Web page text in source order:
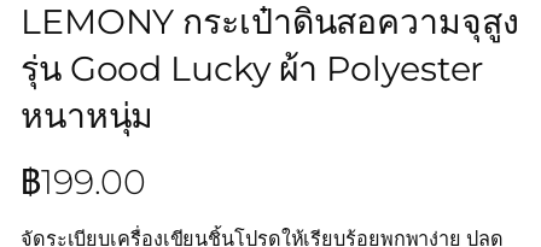
LEMONY กระเป๋าดินสอความจุสูง
รุ่น Good Lucky ผ้า Polyester
หนาหนุ่ม
฿199.00
จัดระเบียบเครื่องเขียนชิ้นโปรดให้เรียบร้อยพกพาง่าย ปลด